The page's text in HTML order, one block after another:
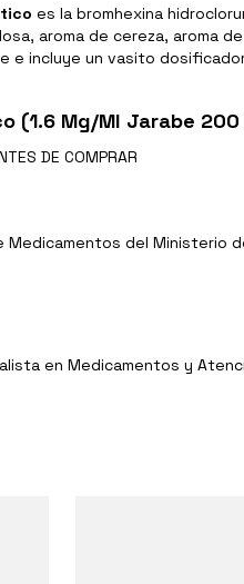
es la bromhexina
aroma de cereza, aroma
e incluye un vasito
(1.6 Mg/Ml Jarabe 200
DE COMPRAR
Medicamentos del Ministerio
en Medicamentos y